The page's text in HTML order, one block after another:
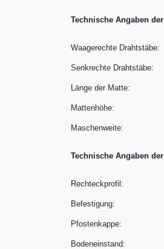
Technische Angaben
Waagerechte Drahtstäbe:
Senkrechte Drahtstäbe:
Länge der Matte:
Mattenhöhe:
Maschenweite:
Technische Angaben
Rechteckprofil:
Befestigung:
Pfostenkappe:
Bodeneinstand: